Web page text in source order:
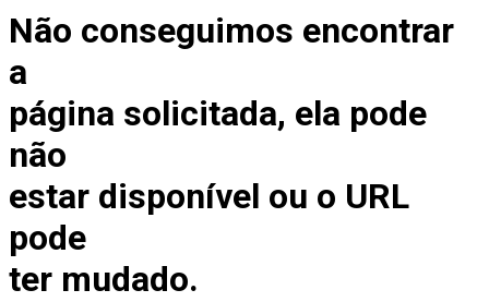
Não conseguimos encontrar
a
página solicitada, ela pode
não
estar disponível ou o URL
pode
ter mudado.